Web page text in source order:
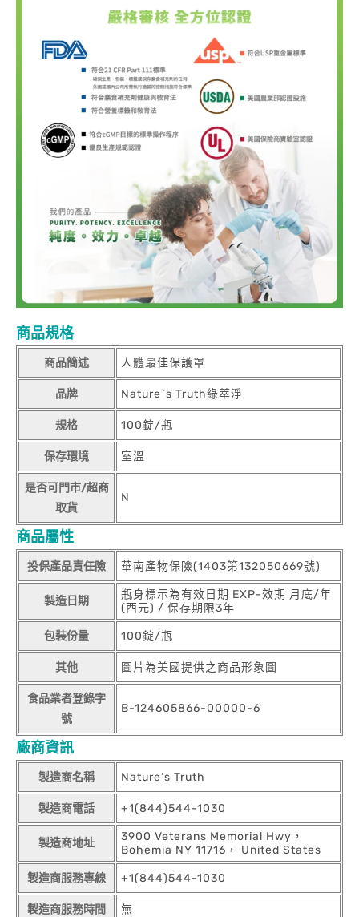
商品規格
商品簡述 人體最佳保護罩
品牌 Nature`s Truth綠萃淨
規格 100錠/瓶
保存環境 室溫
是否可門市/超商
取貨
N
商品屬性
投保產品責任險 華南產物保險(1403第132050669號)
製造日期
瓶身標示為有效日期 EXP-效期 月底/年
(西元) / 保存期限3年
包裝份量 100錠/瓶
其他 圖片為美國提供之商品形象圖
食品業者登錄字
號
B-124605866-00000-6
廠商資訊
製造商名稱 Nature’s Truth
製造商電話 +1(844)544-1030
製造商地址
3900 Veterans Memorial Hwy，
Bohemia NY 11716， United States
製造商服務專線 +1(844)544-1030
製造商服務時間 無